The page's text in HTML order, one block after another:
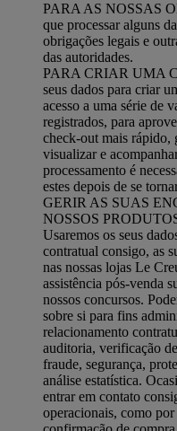
PARA AS NOSSAS
que processar alguns
obrigações legais e
das autoridades.
PARA CRIAR UMA
seus dados para criar
acesso a uma série de
registrados, para
check-out mais rápido,
visualizar e
processamento é
estes depois de se
GERIR AS SUAS
NOSSOS
Usaremos os seus
contratual consigo, as
nas nossas lojas Le
assistência pós-venda
nossos concursos.
sobre si para fins
relacionamento
auditoria, verificação
fraude, segurança,
análise estatística.
entrar em contato
operacionais, como